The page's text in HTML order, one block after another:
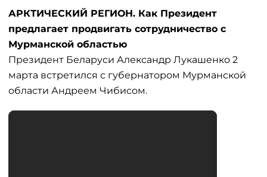
АРКТИЧЕСКИЙ РЕГИОН. Как Президент
предлагает продвигать сотрудничество с
Мурманской областью
Президент Беларуси Александр Лукашенко 2
марта встретился с губернатором Мурманской
области Андреем Чибисом.